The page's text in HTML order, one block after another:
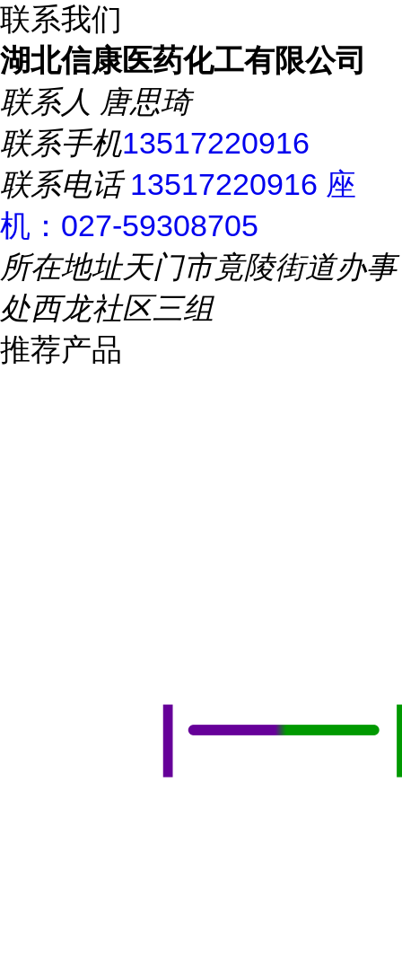
联系我们
湖北信康医药化工有限公司
联系人 唐思琦
联系手机13517220916
联系电话13517220916 座
机：027-59308705
所在地址天门市竟陵街道办事
处西龙社区三组
推荐产品